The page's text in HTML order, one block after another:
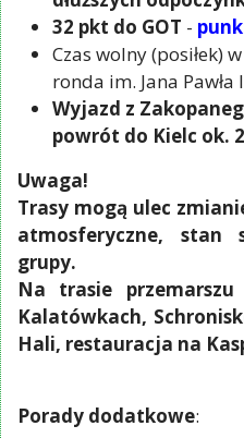
32 pkt do GOT -
Czas wolny (posiłek)
ronda im. Jana
Wyjazd z
powrót do Kielc ok.
Uwaga!
Trasy mogą ulec
atmosferyczne, stan
grupy.
Na trasie
Kalatówkach,
Hali, restauracja na
Porady dodatkowe: